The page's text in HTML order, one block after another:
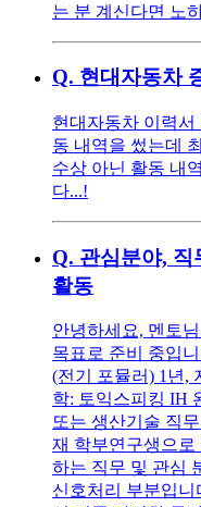
는 분 계신다면 노
Q. 현대자동차
현대자동차 이력
동 내역을 썼는데
수상 아닌 활동 내
다...!
Q. 관심분야, 직
활동
안녕하세요, 멘토
목표로 준비 중입
(전기 포뮬러) 1년,
학: 토익스피킹 IH
또는 생산기술 직
재 학부연구생으로
하는 직무 및 관심
신호처리 부분입니